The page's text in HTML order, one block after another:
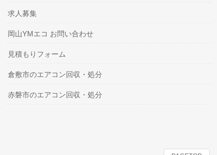
求人募集
岡山YMエコ お問い合わせ
見積もりフォーム
倉敷市のエアコン回収・処分
赤磐市のエアコン回収・処分